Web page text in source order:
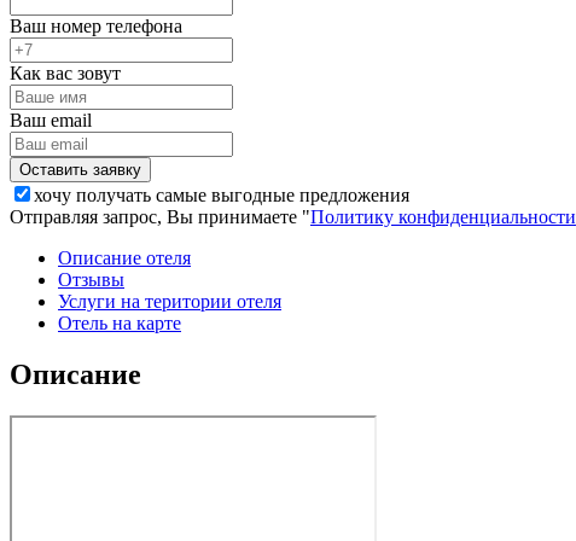
Ваш номер телефона
Как вас зовут
Ваш email
хочу получать самые выгодные предложения
Отправляя запрос, Вы принимаете "Политику конфиденциальности
Описание отеля
Отзывы
Услуги на територии отеля
Отель на карте
Описание